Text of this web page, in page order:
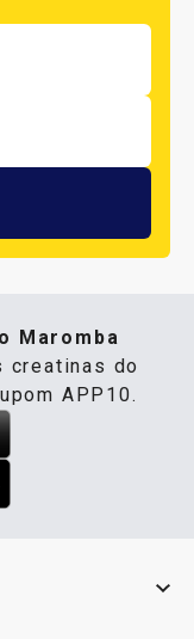
Maromba
creatinas do
APP10.